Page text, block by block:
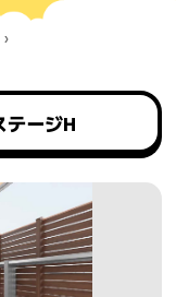
テージH